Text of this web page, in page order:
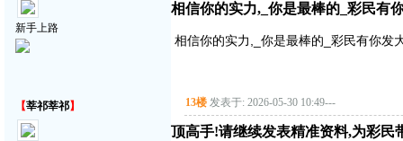
新手上路
相信你的实力,_你是最棒的_彩民有
相信你的实力,_你是最棒的_彩民有你发
【莘祁莘祁】 13楼 发表于: 2026-05-30 10:49---
顶高手!请继续发表精准资料,为彩